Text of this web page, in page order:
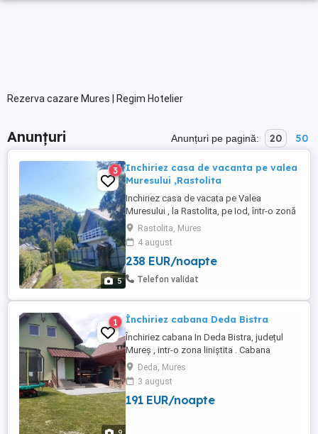
Rezerva cazare Mures | Regim Hotelier
Anunțuri Anunțuri pe pagină: 20 50
5
3
Inchiriez casa de vacanta pe valea
Muresului ,Rastolita
Inchiriez casa de vacata pe Valea
Muresului , la Rastolita, pe Iod, într-o zonă
liniștită . Cabana este constructie noua
2025. Este compusă din 4 dormitoare mari
cu cate un pat matrimonial si o canapea
,cu bai proprii cu dus si una cu vana ,
dresing, balcoane , televizor, aer
Rastolita, Mures
4 august
238 EUR/noapte
Telefon validat
1 Închiriez cabana Deda Bistra
Închiriez cabana In Deda Bistra, județul
Mureș , intr-o zona liniștita . Cabana
dispune de 4 dormitoare , o Bucătărie
utilată , baie, living spațios cu colțar
extensibil , Tv+wifi, loc amenajat pt gratar
și ceaon , ciubăr cu hidromasaj,
Deda, Mures
3 august
191 EUR/noapte